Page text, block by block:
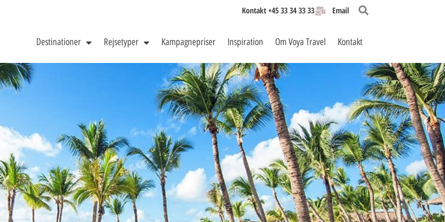
Kontakt +45 33 34 33 33 Email
Destinationer Rejsetyper Kampagnepriser Inspiration Om Voya Travel Kontakt